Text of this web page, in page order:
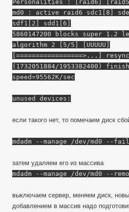
Personalities : [raid6]
md0 : active raid6 sdc1[8]
sdf1[2] sdd1[6]
5860147200 blocks super 1.2
algorithm 2 [5/5] [UUUUU]
[=================>...]
(1732051884/1953382400)
speed=95562K/sec
unused devices:
если такого нет, то помечаем диск
mdadm --manage /dev/md0 --
затем удаляем его из массива
mdadm --manage /dev/md0 --
выключаем сервер, меняем диск,
добавлением в массив надо